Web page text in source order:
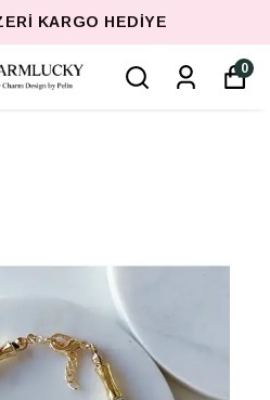
KARGO HEDIYE
0